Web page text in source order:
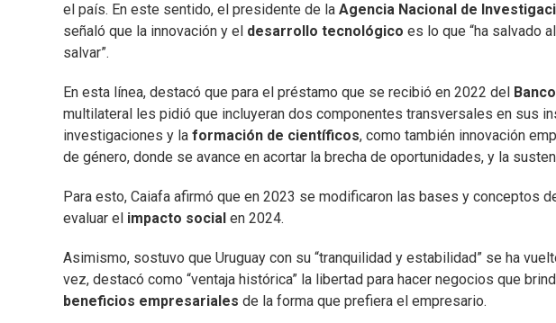
el país. En este sentido, el presidente de la Agencia Nacional de
señaló que la innovación y el desarrollo tecnológico es lo que “ha salvado
salvar”.
En esta línea, destacó que para el préstamo que se recibió en 2022 del
multilateral les pidió que incluyeran dos componentes transversales en sus
investigaciones y la formación de científicos, como también innovación
de género, donde se avance en acortar la brecha de oportunidades, y la
Para esto, Caiafa afirmó que en 2023 se modificaron las bases y conceptos
evaluar el impacto social en 2024.
Asimismo, sostuvo que Uruguay con su “tranquilidad y estabilidad” se ha
vez, destacó como “ventaja histórica” la libertad para hacer negocios que
beneficios empresariales de la forma que prefiera el empresario.